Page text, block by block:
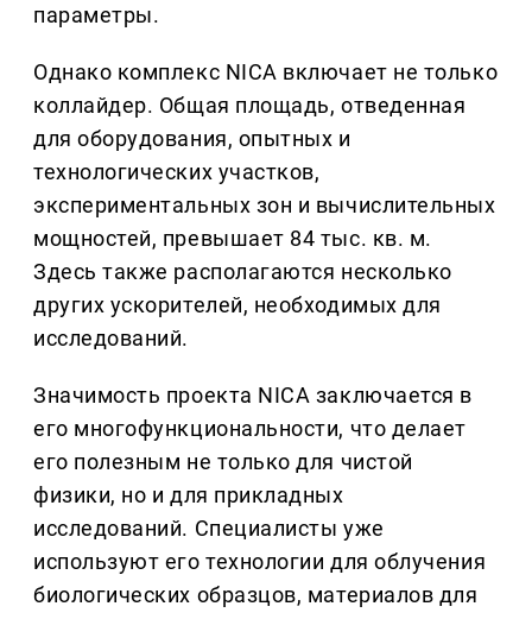
параметры.
Однако комплекс NICA включает не только
коллайдер. Общая площадь, отведенная
для оборудования, опытных и
технологических участков,
экспериментальных зон и вычислительных
мощностей, превышает 84 тыс. кв. м.
Здесь также располагаются несколько
других ускорителей, необходимых для
исследований.
Значимость проекта NICA заключается в
его многофункциональности, что делает
его полезным не только для чистой
физики, но и для прикладных
исследований. Специалисты уже
используют его технологии для облучения
биологических образцов, материалов для